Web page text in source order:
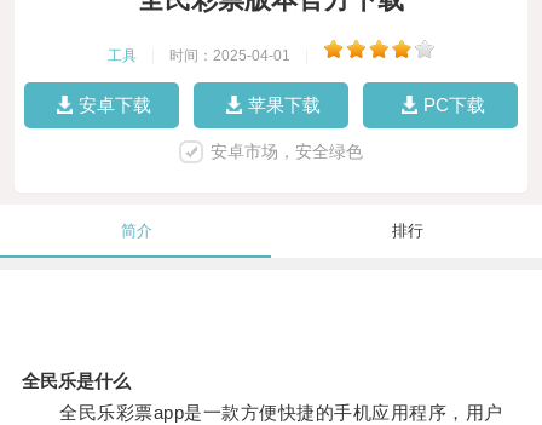
工具 时间：2025-04-01
安卓下载 苹果下载 PC下载
安卓市场，安全绿色
简介 排行
全民乐是什么
全民乐彩票app是一款方便快捷的手机应用程序，用户